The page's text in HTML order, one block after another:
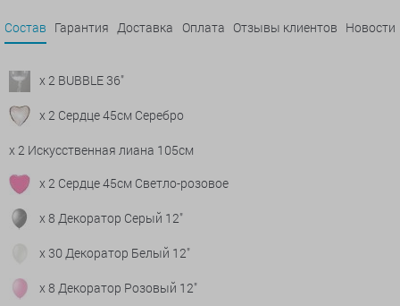
Состав Гарантия Доставка Оплата Отзывы клиентов Новости
x 2 BUBBLE 36"
x 2 Сердце 45см Серебро
x 2 Искусственная лиана 105см
x 2 Сердце 45см Светло-розовое
x 8 Декоратор Серый 12"
x 30 Декоратор Белый 12"
x 8 Декоратор Розовый 12"